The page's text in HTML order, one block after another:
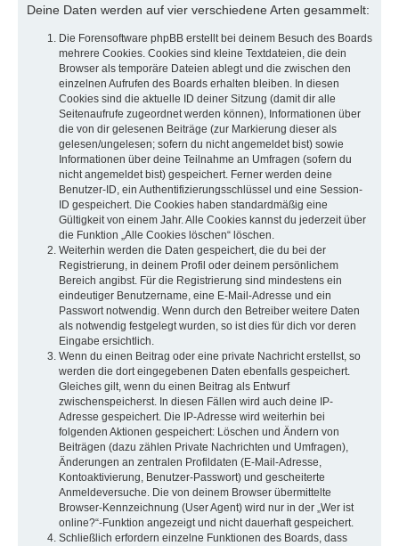
Deine Daten werden auf vier verschiedene Arten gesammelt:
Die Forensoftware phpBB erstellt bei deinem Besuch des Boards
mehrere Cookies. Cookies sind kleine Textdateien, die dein
Browser als temporäre Dateien ablegt und die zwischen den
einzelnen Aufrufen des Boards erhalten bleiben. In diesen
Cookies sind die aktuelle ID deiner Sitzung (damit dir alle
Seitenaufrufe zugeordnet werden können), Informationen über
die von dir gelesenen Beiträge (zur Markierung dieser als
gelesen/ungelesen; sofern du nicht angemeldet bist) sowie
Informationen über deine Teilnahme an Umfragen (sofern du
nicht angemeldet bist) gespeichert. Ferner werden deine
Benutzer-ID, ein Authentifizierungsschlüssel und eine Session-
ID gespeichert. Die Cookies haben standardmäßig eine
Gültigkeit von einem Jahr. Alle Cookies kannst du jederzeit über
die Funktion „Alle Cookies löschen“ löschen.
Weiterhin werden die Daten gespeichert, die du bei der
Registrierung, in deinem Profil oder deinem persönlichem
Bereich angibst. Für die Registrierung sind mindestens ein
eindeutiger Benutzername, eine E-Mail-Adresse und ein
Passwort notwendig. Wenn durch den Betreiber weitere Daten
als notwendig festgelegt wurden, so ist dies für dich vor deren
Eingabe ersichtlich.
Wenn du einen Beitrag oder eine private Nachricht erstellst, so
werden die dort eingegebenen Daten ebenfalls gespeichert.
Gleiches gilt, wenn du einen Beitrag als Entwurf
zwischenspeicherst. In diesen Fällen wird auch deine IP-
Adresse gespeichert. Die IP-Adresse wird weiterhin bei
folgenden Aktionen gespeichert: Löschen und Ändern von
Beiträgen (dazu zählen Private Nachrichten und Umfragen),
Änderungen an zentralen Profildaten (E-Mail-Adresse,
Kontoaktivierung, Benutzer-Passwort) und gescheiterte
Anmeldeversuche. Die von deinem Browser übermittelte
Browser-Kennzeichnung (User Agent) wird nur in der „Wer ist
online?“-Funktion angezeigt und nicht dauerhaft gespeichert.
Schließlich erfordern einzelne Funktionen des Boards, dass